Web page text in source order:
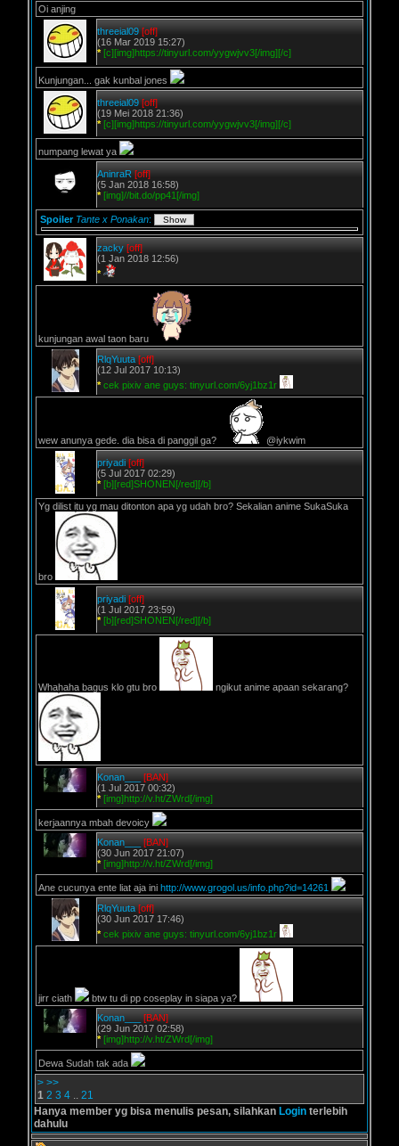
Oi anjing
threeial09 [off]
(16 Mar 2019 15:27)
* [c][img]https://tinyurl.com/yygwjvv3[/img][/c]
Kunjungan... gak kunbal jones
threeial09 [off]
(19 Mei 2018 21:36)
* [c][img]https://tinyurl.com/yygwjvv3[/img][/c]
numpang lewat ya
AninraR [off]
(5 Jan 2018 16:58)
* [img]//bit.do/pp41[/img]
Spoiler Tante x Ponakan:
zacky [off]
(1 Jan 2018 12:56)
*
kunjungan awal taon baru
RlqYuuta [off]
(12 Jul 2017 10:13)
* cek pixiv ane guys: tinyurl.com/6yj1bz1r
wew anunya gede. dia bisa di panggil ga? @iykwim
priyadi [off]
(5 Jul 2017 02:29)
* [b][red]SHONEN[/red][/b]
Yg dilist itu yg mau ditonton apa yg udah bro? Sekalian anime SukaSuka
bro
priyadi [off]
(1 Jul 2017 23:59)
* [b][red]SHONEN[/red][/b]
Whahaha bagus klo gtu bro ngikut anime apaan sekarang?
Konan___
[BAN]
(1 Jul 2017 00:32)
* [img]http://v.ht/ZWrd[/img]
kerjaannya mbah devoicy
Konan___
[BAN]
(30 Jun 2017 21:07)
* [img]http://v.ht/ZWrd[/img]
Ane cucunya ente liat aja ini http://www.grogol.us/info.php?id=14261
RlqYuuta [off]
(30 Jun 2017 17:46)
* cek pixiv ane guys: tinyurl.com/6yj1bz1r
jirr ciath
btw tu di pp coseplay in siapa ya?
Konan___
[BAN]
(29 Jun 2017 02:58)
* [img]http://v.ht/ZWrd[/img]
Dewa Sudah tak ada
> >>
1 2 3 4 .. 21
Hanya member yg bisa menulis pesan, silahkan Login terlebih
dahulu